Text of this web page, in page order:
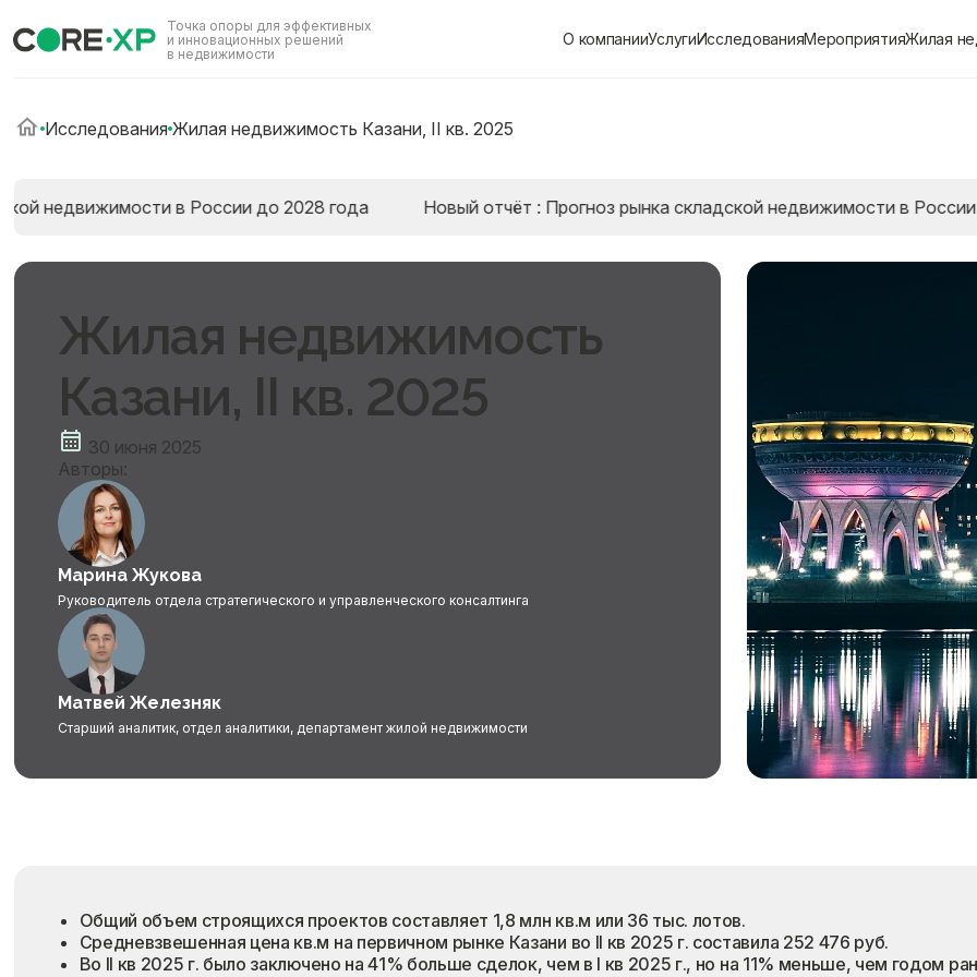
Точка опоры для эффективных
и инновационных решений
в недвижимости
О компанииУслугиИсследованияМероприятияЖилая
Исследования Жилая недвижимость Казани, II кв. 2025
в России до 2028 года Новый отчёт : Прогноз рынка складской недвижимости в России до
Жилая недвижимость
Казани, II кв. 2025
30 июня 2025
Авторы:
Марина Жукова
Руководитель отдела стратегического и управленческого консалтинга
Матвей Железняк
Старший аналитик, отдел аналитики, департамент жилой недвижимости
Общий объем строящихся проектов составляет 1,8 млн кв.м или 36 тыс. лотов.
Средневзвешенная цена кв.м на первичном рынке Казани во II кв 2025 г. составила 252 476 руб.
Во II кв 2025 г. было заключено на 41% больше сделок, чем в I кв 2025 г., но на 11% меньше, чем годом